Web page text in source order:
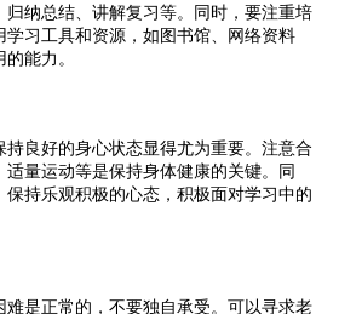
归纳总结、讲解复习等。同时，要注重培
学习工具和资源，如图书馆、网络资料
能力。
良好的身心状态显得尤为重要。注意合
量运动等是保持身体健康的关键。同
保持乐观积极的心态，积极面对学习中的
难是正常的，不要独自承受。可以寻求老